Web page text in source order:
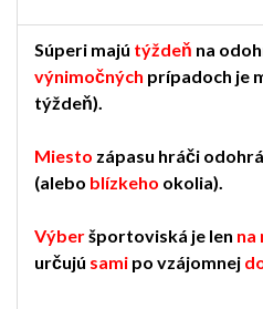
Súperi majú týždeň na
výnimočných prípadoch je
týždeň).
Miesto zápasu hráči
(alebo blízkeho okolia).
Výberšportoviská je len na
určujú sami po vzájomnej